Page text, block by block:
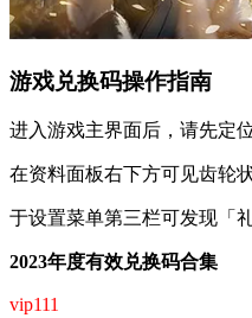
游戏兑换码操作指南
进入游戏主界面后，请先定
在资料面板右下方可见齿轮
于设置菜单第三栏可发现「
2023年度有效兑换码合集
vip111